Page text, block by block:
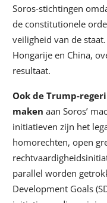
Soros-stichtingen
de constitutionele
veiligheid van de
Hongarije en China,
resultaat.
Ook de Trump-
maken aan Soros’
initiatieven zijn het
homorechten, open
parallel worden
Development Goals